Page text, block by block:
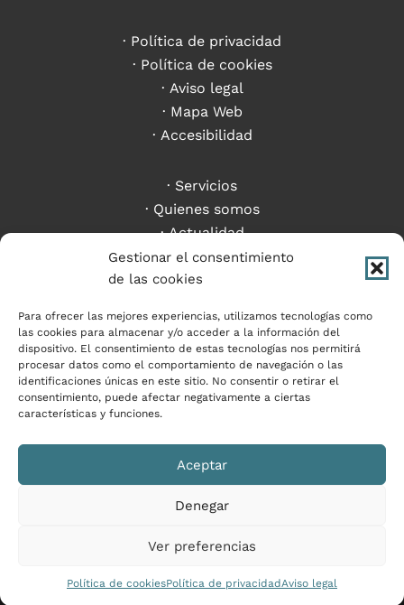
Gestionar el consentimiento
de las cookies
Para ofrecer las mejores experiencias, utilizamos tecnologías como
las cookies para almacenar y/o acceder a la información del
dispositivo. El consentimiento de estas tecnologías nos permitirá
procesar datos como el comportamiento de navegación o las
identificaciones únicas en este sitio. No consentir o retirar el
consentimiento, puede afectar negativamente a ciertas
características y funciones.
Aceptar
Denegar
Ver preferencias
Política de cookiesPolítica de privacidadAviso legal
Política de privacidad
Política de cookies
Aviso legal
Mapa Web
Accesibilidad
Servicios
Quienes somos
Actualidad
Criptoactivos
Contacto
PROGRAMA KIT DIGITAL COFINANCIADO POR LOS
FONDOS NEXT GENERATION (EU) DEL MECANISMO
DE RECUPERACIÓN Y RESILIENCIA